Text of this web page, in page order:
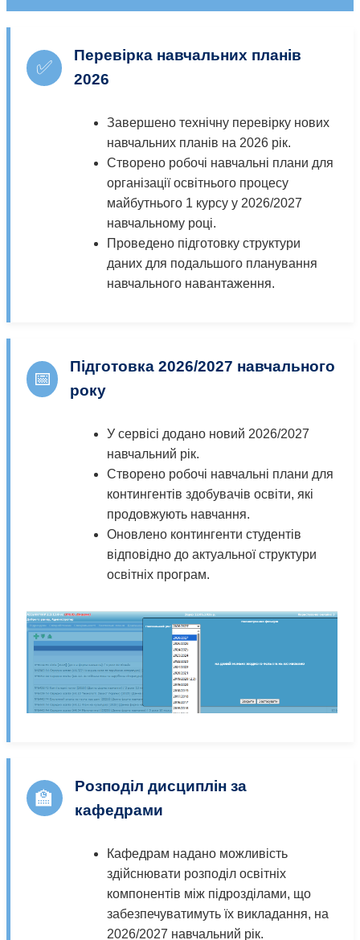
✅
Перевірка навчальних планів
2026
Завершено технічну перевірку нових
навчальних планів на 2026 рік.
Створено робочі навчальні плани для
організації освітнього процесу
майбутнього 1 курсу у 2026/2027
навчальному році.
Проведено підготовку структури
даних для подальшого планування
навчального навантаження.
📅
Підготовка 2026/2027 навчального
року
У сервісі додано новий 2026/2027
навчальний рік.
Створено робочі навчальні плани для
контингентів здобувачів освіти, які
продовжують навчання.
Оновлено контингенти студентів
відповідно до актуальної структури
освітніх програм.
🏫
Розподіл дисциплін за
кафедрами
Кафедрам надано можливість
здійснювати розподіл освітніх
компонентів між підрозділами, що
забезпечуватимуть їх викладання, на
2026/2027 навчальний рік.